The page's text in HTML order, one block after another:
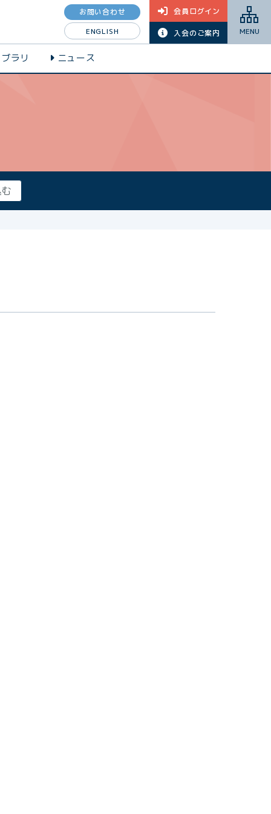
お問い合わせ
ENGLISH
会員ログイン
入会のご案内 MENU
ラリ ニュース